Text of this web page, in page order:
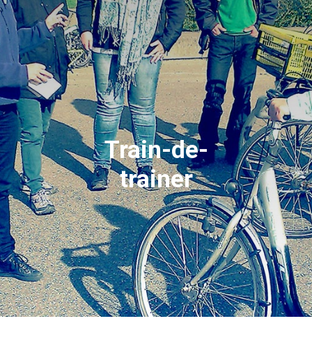
Train-de-
trainer